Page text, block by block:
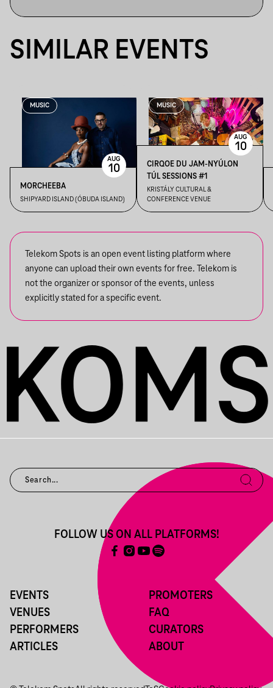
SIMILAR EVENTS
MUSIC
MORCHEEBA
SHIPYARD ISLAND (ÓBUDA ISLAND)
AUG
10
MUSIC
CIRQOE DU JAM-NYÚLON
TÚL SESSIONS #1
KRISTÁLY CULTURAL &
CONFERENCE VENUE
AUG
10
Telekom Spots is an open event listing platform where
anyone can upload their own events for free. Telekom is
not the organizer or sponsor of the events, unless
explicitly stated for a specific event.
EVENTS
VENUES
PERFORMERS
ARTICLES
PROMOTERS
FAQ
CURATORS
ABOUT
FOLLOW US ON ALL PLATFORMS!